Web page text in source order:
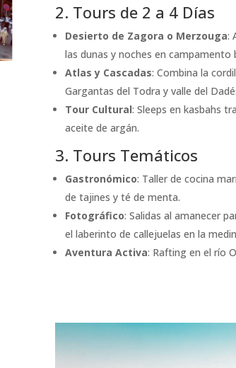
2. Tours de 2 a 4 Días
Desierto de Zagora o Merzouga:
las dunas y noches en campamento
Atlas y Cascadas: Combina la
Gargantas del Todra y valle del
Tour Cultural: Sleeps en kasbahs
aceite de argán.
3. Tours Temáticos
Gastronómico: Taller de cocina
de tajines y té de menta.
Fotográfico: Salidas al amanecer
el laberinto de callejuelas en la
Aventura Activa: Rafting en el río